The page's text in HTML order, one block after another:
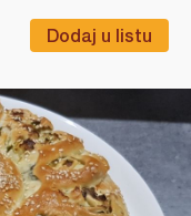
Dodaj u listu